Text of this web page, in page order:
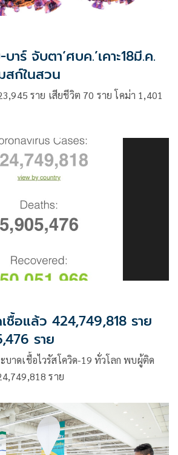
ร์ จับตา‘ศบค.’เคาะ18มี.ค.
ก์ในสวน
ราย เสียชีวิต 70 ราย โคม่า 1,401
ชื้อแล้ว 424,749,818 ราย
ราย
าดเชื้อไวรัสโควิด-19 ทั่วโลก พบผู้ติด
ราย